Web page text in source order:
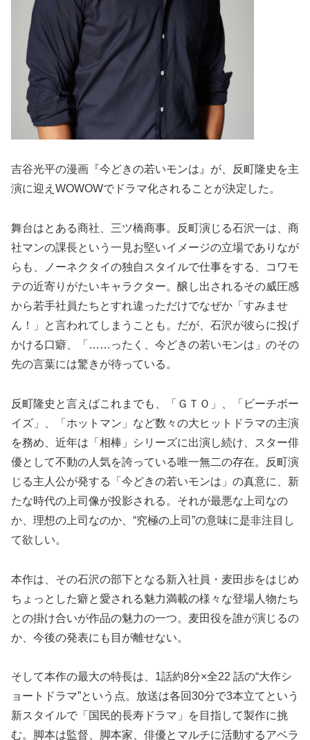
吉谷光平の漫画『今どきの若いモンは』が、反町隆史を主
演に迎えWOWOWでドラマ化されることが決定した。
舞台はとある商社、三ツ橋商事。反町演じる石沢一は、商
社マンの課長という一見お堅いイメージの立場でありなが
らも、ノーネクタイの独自スタイルで仕事をする、コワモ
テの近寄りがたいキャラクター。醸し出されるその威圧感
から若手社員たちとすれ違っただけでなぜか「すみませ
ん！」と言われてしまうことも。だが、石沢が彼らに投げ
かける口癖、「……ったく、今どきの若いモンは」のその
先の言葉には驚きが待っている。
反町隆史と言えばこれまでも、「ＧＴＯ」、「ビーチボー
イズ」、「ホットマン」など数々の大ヒットドラマの主演
を務め、近年は「相棒」シリーズに出演し続け、スター俳
優として不動の人気を誇っている唯一無二の存在。反町演
じる主人公が発する「今どきの若いモンは」の真意に、新
たな時代の上司像が投影される。それが最悪な上司なの
か、理想の上司なのか、“究極の上司”の意味に是非注目し
て欲しい。
本作は、その石沢の部下となる新入社員・麦田歩をはじめ
ちょっとした癖と愛される魅力満載の様々な登場人物たち
との掛け合いが作品の魅力の一つ。麦田役を誰が演じるの
か、今後の発表にも目が離せない。
そして本作の最大の特長は、1話約8分×全22 話の“大作シ
ョートドラマ”という点。放送は各回30分で3本立てという
新スタイルで「国民的長寿ドラマ」を目指して製作に挑
む。脚本は監督、脚本家、俳優とマルチに活動するアベラ